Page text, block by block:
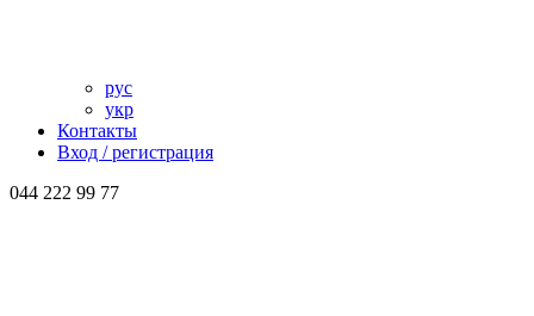
рус
укр
Контакты
Вход / регистрация
044 222 99 77